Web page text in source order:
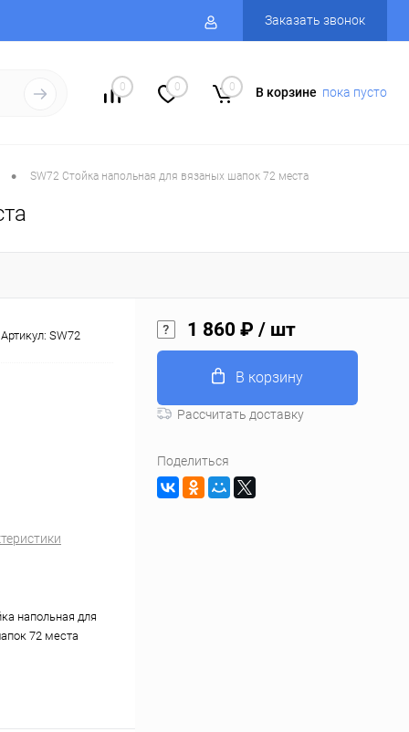
Заказать звонок
0 0 0 В корзине пока пусто
• SW72 Стойка напольная для вязаных шапок 72 места
Артикул: SW72
напольная для
72 места
1 860 ₽ / шт
В корзину
Рассчитать доставку
Поделиться